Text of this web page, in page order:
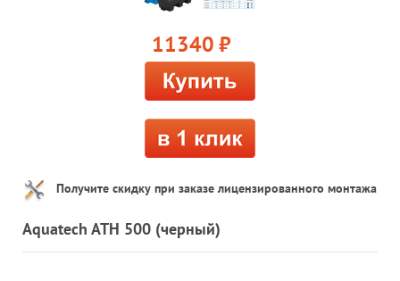
11340 руб.
Получите скидку при заказе лицензированного монтажа
Aquatech ATH 500 (черный)